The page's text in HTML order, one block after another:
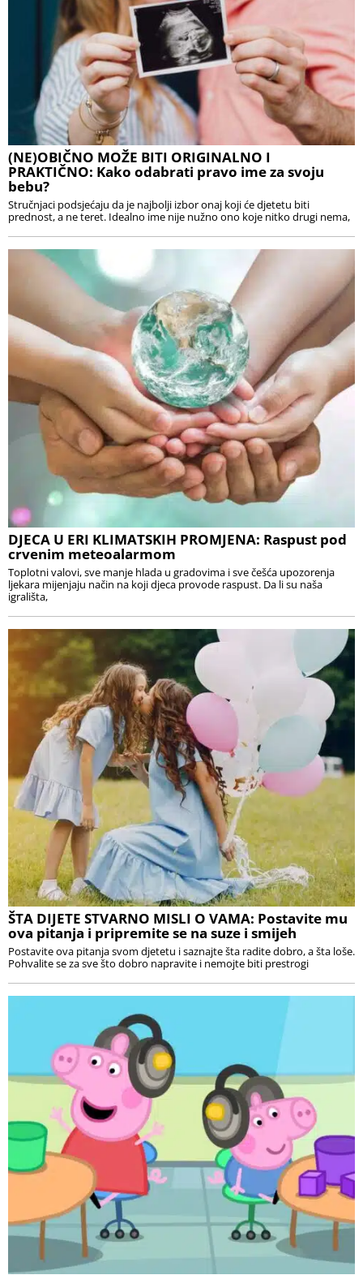
(NE)OBIČNO MOŽE BITI ORIGINALNO I
PRAKTIČNO: Kako odabrati pravo ime za svoju
bebu?
Stručnjaci podsjećaju da je najbolji izbor onaj koji će djetetu biti
prednost, a ne teret. Idealno ime nije nužno ono koje nitko drugi nema,
DJECA U ERI KLIMATSKIH PROMJENA: Raspust pod
crvenim meteoalarmom
Toplotni valovi, sve manje hlada u gradovima i sve češća upozorenja
ljekara mijenjaju način na koji djeca provode raspust. Da li su naša
igrališta,
ŠTA DIJETE STVARNO MISLI O VAMA: Postavite mu
ova pitanja i pripremite se na suze i smijeh
Postavite ova pitanja svom djetetu i saznajte šta radite dobro, a šta loše.
Pohvalite se za sve što dobro napravite i nemojte biti prestrogi